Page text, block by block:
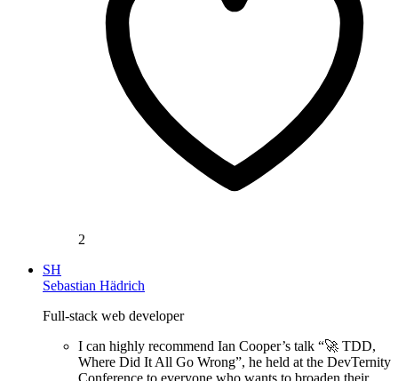
2
SH
Sebastian Hädrich
Full-stack web developer
I can highly recommend Ian Cooper’s talk “🚀 TDD,
Where Did It All Go Wrong”, he held at the DevTernity